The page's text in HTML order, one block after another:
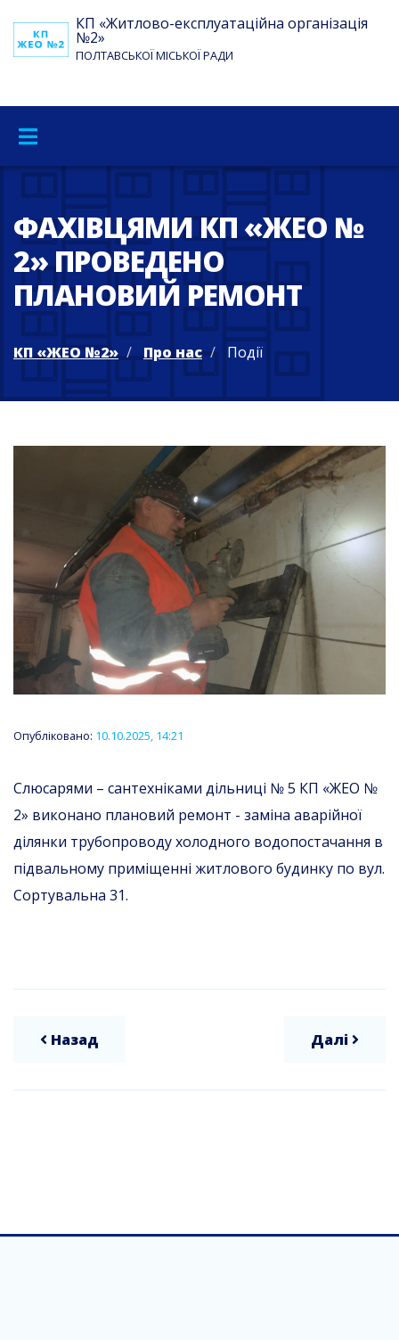
КП «Житлово-експлуатаційна організація
№2»
ПОЛТАВСЬКОЇ МІСЬКОЇ РАДИ
ФАХІВЦЯМИ КП «ЖЕО №
2» ПРОВЕДЕНО
ПЛАНОВИЙ РЕМОНТ
КП «ЖЕО №2» Про нас Події
Опубліковано: 10.10.2025, 14:21
Слюсарями – сантехніками дільниці № 5 КП «ЖЕО №
2» виконано плановий ремонт - заміна аварійної
ділянки трубопроводу холодного водопостачання в
підвальному приміщенні житлового будинку по вул.
Сортувальна 31.
Назад Далі